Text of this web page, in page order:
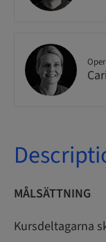
MÅLSÄTTNING
Kursdeltagarna